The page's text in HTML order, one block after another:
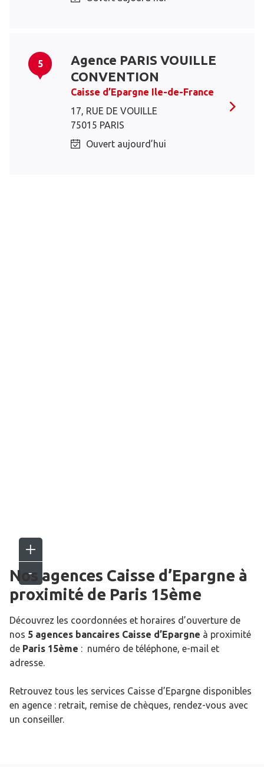
5
Agence PARIS VOUILLE
CONVENTION
Caisse d’Epargne Ile-de-France
17, RUE DE VOUILLE
75015 PARIS
Ouvert aujourd’hui
Nos agences Caisse d’Epargne à
proximité de Paris 15ème
Découvrez les coordonnées et horaires d’ouverture de
nos 5 agences bancaires Caisse d’Epargne à proximité
de Paris 15ème : numéro de téléphone, e-mail et
adresse.
Retrouvez tous les services Caisse d’Epargne disponibles
en agence : retrait, remise de chèques, rendez-vous avec
un conseiller.